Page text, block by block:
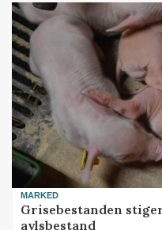
MARKED
Grisebestanden
avlsbestand